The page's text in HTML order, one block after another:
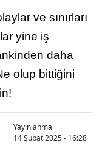
ve sınırları
yine iş
daha
olup bittiğini
Yayınlanma
14 Şubat 2025 - 16:28